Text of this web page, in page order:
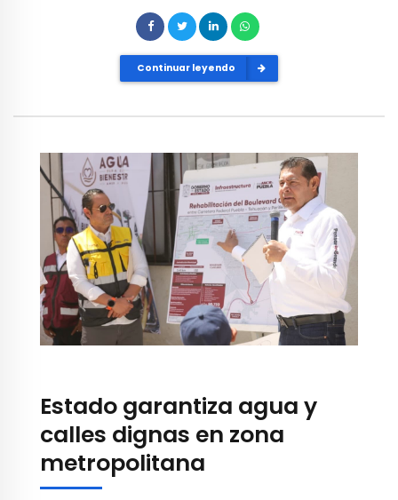
Continuar leyendo
Estado garantiza agua y
calles dignas en zona
metropolitana